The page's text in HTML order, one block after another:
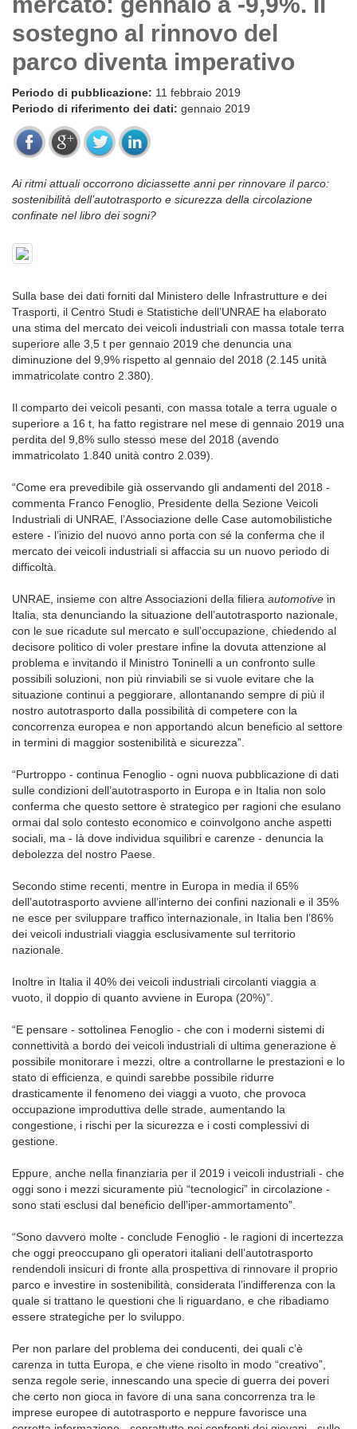
sostegno al rinnovo del
parco diventa imperativo
Periodo di pubblicazione: 11 febbraio 2019
Periodo di riferimento dei dati: gennaio 2019
Ai ritmi attuali occorrono diciassette anni per rinnovare il parco:
sostenibilità dell’autotrasporto e sicurezza della circolazione
confinate nel libro dei sogni?
Sulla base dei dati forniti dal Ministero delle Infrastrutture e dei
Trasporti, il Centro Studi e Statistiche dell’UNRAE ha elaborato
una stima del mercato dei veicoli industriali con massa totale terra
superiore alle 3,5 t per gennaio 2019 che denuncia una
diminuzione del 9,9% rispetto al gennaio del 2018 (2.145 unità
immatricolate contro 2.380).
Il comparto dei veicoli pesanti, con massa totale a terra uguale o
superiore a 16 t, ha fatto registrare nel mese di gennaio 2019 una
perdita del 9,8% sullo stesso mese del 2018 (avendo
immatricolato 1.840 unità contro 2.039).
“Come era prevedibile già osservando gli andamenti del 2018 -
commenta Franco Fenoglio, Presidente della Sezione Veicoli
Industriali di UNRAE, l’Associazione delle Case automobilistiche
estere - l’inizio del nuovo anno porta con sé la conferma che il
mercato dei veicoli industriali si affaccia su un nuovo periodo di
difficoltà.
UNRAE, insieme con altre Associazioni della filiera automotive in
Italia, sta denunciando la situazione dell’autotrasporto nazionale,
con le sue ricadute sul mercato e sull’occupazione, chiedendo al
decisore politico di voler prestare infine la dovuta attenzione al
problema e invitando il Ministro Toninelli a un confronto sulle
possibili soluzioni, non più rinviabili se si vuole evitare che la
situazione continui a peggiorare, allontanando sempre di più il
nostro autotrasporto dalla possibilità di competere con la
concorrenza europea e non apportando alcun beneficio al settore
in termini di maggior sostenibilità e sicurezza”.
“Purtroppo - continua Fenoglio - ogni nuova pubblicazione di dati
sulle condizioni dell’autotrasporto in Europa e in Italia non solo
conferma che questo settore è strategico per ragioni che esulano
ormai dal solo contesto economico e coinvolgono anche aspetti
sociali, ma - là dove individua squilibri e carenze - denuncia la
debolezza del nostro Paese.
Secondo stime recenti, mentre in Europa in media il 65%
dell’autotrasporto avviene all’interno dei confini nazionali e il 35%
ne esce per sviluppare traffico internazionale, in Italia ben l’86%
dei veicoli industriali viaggia esclusivamente sul territorio
nazionale.
Inoltre in Italia il 40% dei veicoli industriali circolanti viaggia a
vuoto, il doppio di quanto avviene in Europa (20%)”.
“E pensare - sottolinea Fenoglio - che con i moderni sistemi di
connettività a bordo dei veicoli industriali di ultima generazione è
possibile monitorare i mezzi, oltre a controllarne le prestazioni e lo
stato di efficienza, e quindi sarebbe possibile ridurre
drasticamente il fenomeno dei viaggi a vuoto, che provoca
occupazione improduttiva delle strade, aumentando la
congestione, i rischi per la sicurezza e i costi complessivi di
gestione.
Eppure, anche nella finanziaria per il 2019 i veicoli industriali - che
oggi sono i mezzi sicuramente più “tecnologici” in circolazione -
sono stati esclusi dal beneficio dell’iper-ammortamento”.
“Sono davvero molte - conclude Fenoglio - le ragioni di incertezza
che oggi preoccupano gli operatori italiani dell’autotrasporto
rendendoli insicuri di fronte alla prospettiva di rinnovare il proprio
parco e investire in sostenibilità, considerata l’indifferenza con la
quale si trattano le questioni che li riguardano, e che ribadiamo
essere strategiche per lo sviluppo.
Per non parlare del problema dei conducenti, dei quali c’è
carenza in tutta Europa, e che viene risolto in modo “creativo”,
senza regole serie, innescando una specie di guerra dei poveri
che certo non gioca in favore di una sana concorrenza tra le
imprese europee di autotrasporto e neppure favorisce una